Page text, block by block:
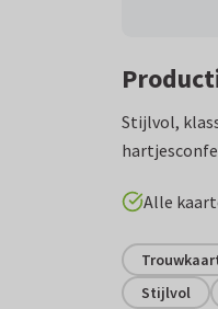
Stijlvol,
Alle
Stijlvol